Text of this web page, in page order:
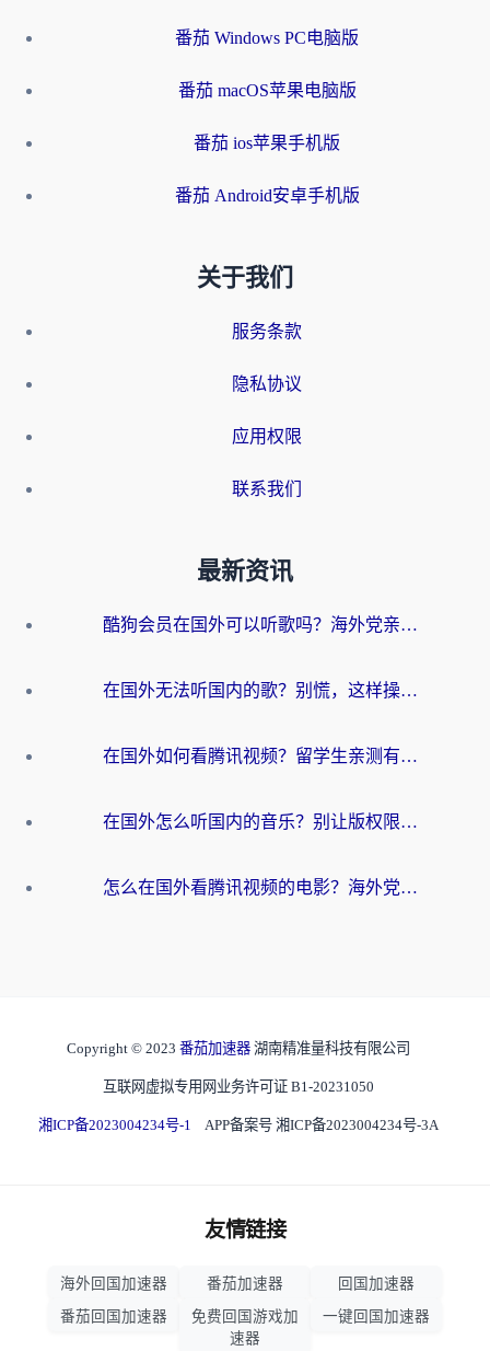
番茄 Windows PC电脑版
番茄 macOS苹果电脑版
番茄 ios苹果手机版
番茄 Android安卓手机版
关于我们
服务条款
隐私协议
应用权限
联系我们
最新资讯
酷狗会员在国外可以听歌吗？海外党亲测有效：3步解决音乐权限难题
在国外无法听国内的歌？别慌，这样操作就能畅听QQ音乐（附亲测加速器推荐）
在国外如何看腾讯视频？留学生亲测有效的回国加速方案
在国外怎么听国内的音乐？别让版权限制断了你的华语歌单
怎么在国外看腾讯视频的电影？海外党亲测有效的回国加速指南
Copyright © 2023 番茄加速器 湖南精准量科技有限公司
互联网虚拟专用网业务许可证 B1-20231050
湘ICP备2023004234号-1 APP备案号 湘ICP备2023004234号-3A
友情链接
海外回国加速器 番茄加速器
回国加速器
番茄回国加速器
免费回国游戏加
速器
一键回国加速器